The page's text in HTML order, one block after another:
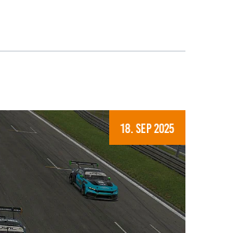
18. Sep 2025